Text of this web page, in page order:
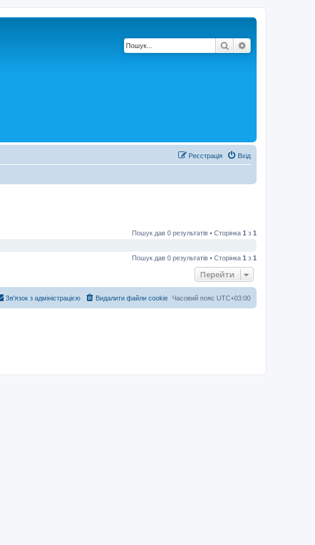
Пошук
Вхід
Реєстрація
Пошук дав 0 результатів • Сторінка 1 з 1
Пошук дав 0 результатів • Сторінка 1 з 1
Перейти
Часовий пояс UTC+03:00
Видалити файли cookie
Зв'язок з адміністрацією